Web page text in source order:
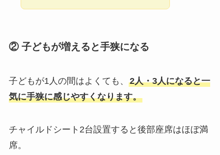
② 子どもが増えると手狭になる
子どもが1人の間はよくても、 2人・3人になると一
気に手狭に感じやすくなります。
チャイルドシート2台設置すると後部座席はほぼ満
席。